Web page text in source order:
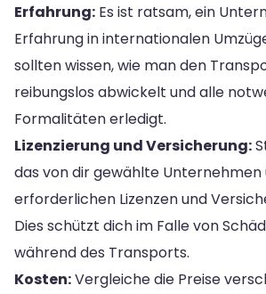
Erfahrung: Es ist ratsam, ein
Erfahrung in internationalen
sollten wissen, wie man den
reibungslos abwickelt und alle
Formalitäten erledigt.
Lizenzierung und Versicherung:
das von dir gewählte Unternehmen
erforderlichen Lizenzen und
Dies schützt dich im Falle von
während des Transports.
Kosten:Vergleiche die Preise